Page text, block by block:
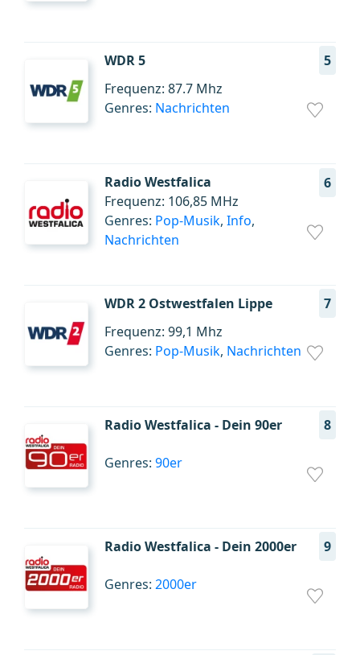
WDR 5
5
Frequenz: 87.7 Mhz
Genres: Nachrichten
Radio Westfalica
6
Frequenz: 106,85 MHz
Genres: Pop-Musik, Info,
Nachrichten
WDR 2 Ostwestfalen Lippe
7
Frequenz: 99,1 Mhz
Genres: Pop-Musik, Nachrichten
Radio Westfalica - Dein 90er 8
Genres: 90er
Radio Westfalica - Dein 2000er 9
Genres: 2000er